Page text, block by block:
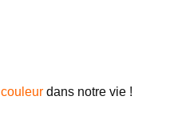
couleur dans notre vie !